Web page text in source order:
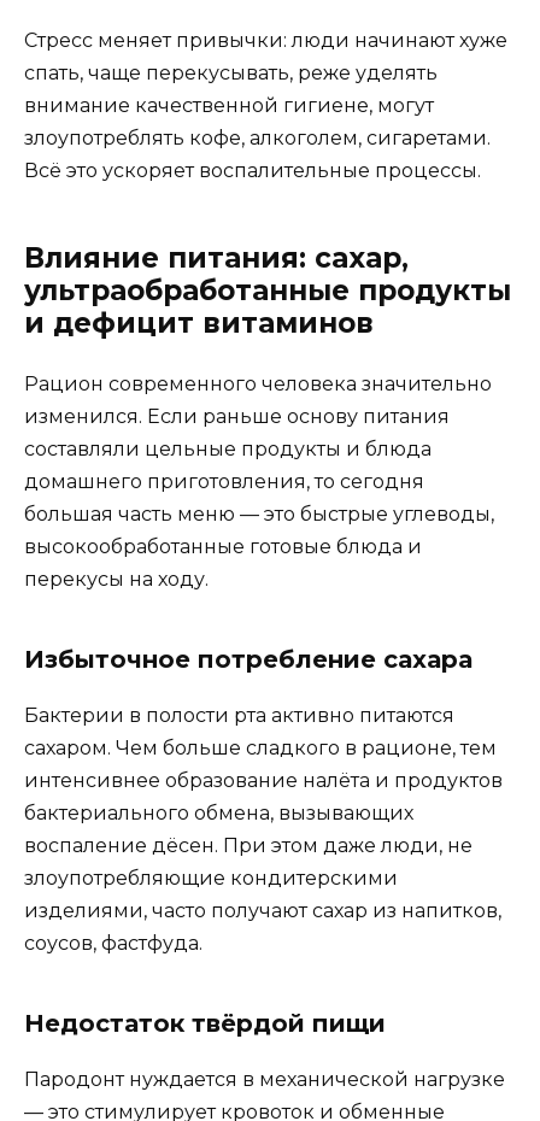
Стресс меняет привычки: люди начинают хуже
спать, чаще перекусывать, реже уделять
внимание качественной гигиене, могут
злоупотреблять кофе, алкоголем, сигаретами.
Всё это ускоряет воспалительные процессы.
Влияние питания: сахар,
ультраобработанные продукты
и дефицит витаминов
Рацион современного человека значительно
изменился. Если раньше основу питания
составляли цельные продукты и блюда
домашнего приготовления, то сегодня
большая часть меню — это быстрые углеводы,
высокообработанные готовые блюда и
перекусы на ходу.
Избыточное потребление сахара
Бактерии в полости рта активно питаются
сахаром. Чем больше сладкого в рационе, тем
интенсивнее образование налёта и продуктов
бактериального обмена, вызывающих
воспаление дёсен. При этом даже люди, не
злоупотребляющие кондитерскими
изделиями, часто получают сахар из напитков,
соусов, фастфуда.
Недостаток твёрдой пищи
Пародонт нуждается в механической нагрузке
— это стимулирует кровоток и обменные